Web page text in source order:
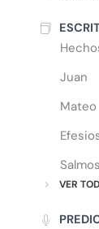
Juan
Mateo
Salmos
VER